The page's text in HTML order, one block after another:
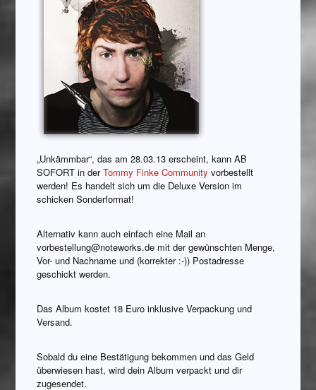
„Unkämmbar“, das am 28.03.13 erscheint, kann AB
SOFORT in derTommy Finke Community vorbestellt
werden! Es handelt sich um die Deluxe Version im
schicken Sonderformat!
Alternativ kann auch einfach eine Mail an
vorbestellung@noteworks.de mit der gewünschten Menge,
Vor- und Nachname und (korrekter :-)) Postadresse
geschickt werden.
Das Album kostet 18 Euro inklusive Verpackung und
Versand.
Sobald du eine Bestätigung bekommen und das Geld
überwiesen hast, wird dein Album verpackt und dir
zugesendet.